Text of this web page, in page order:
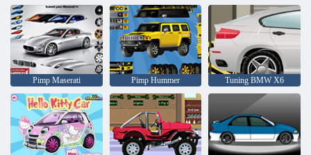
Pimp Maserati Pimp Hummer Tuning BMW X6